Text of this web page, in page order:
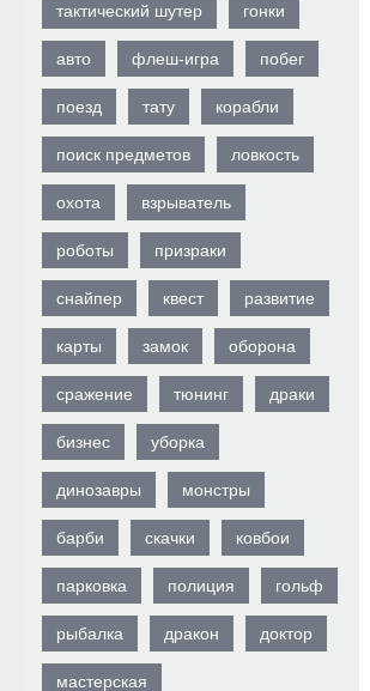
тактический шутер гонки
авто флеш-игра побег
поезд тату корабли
поиск предметов ловкость
охота взрыватель
роботы призраки
снайпер квест развитие
карты замок оборона
сражение тюнинг драки
бизнес уборка
динозавры монстры
барби скачки ковбои
парковка полиция гольф
рыбалка дракон доктор
мастерская